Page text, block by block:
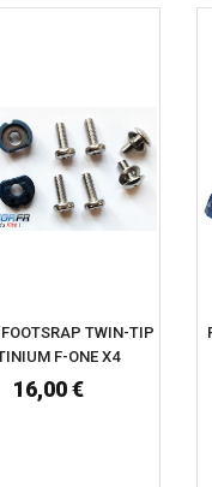
FOOTSRAP TWIN-TIP
F-ONE X4
16,00 €